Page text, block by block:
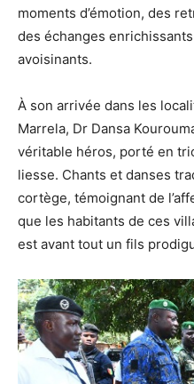
moments d’émotion, des
des échanges
avoisinants.
À son arrivée dans les
Marrela, Dr Dansa
véritable héros, porté en
liesse. Chants et danses
cortège, témoignant de
que les habitants de ces
est avant tout un fils